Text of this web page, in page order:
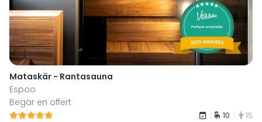
Mataskär - Rantasauna
Espoo
Begär en offert
10 15